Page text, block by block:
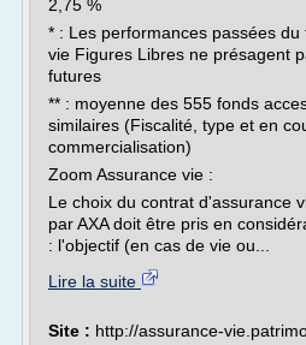
2,75 %
* : Les performances passées
vie Figures Libres ne présagent
futures
** : moyenne des 555 fonds
similaires (Fiscalité, type et en
commercialisation)
Zoom Assurance vie :
Le choix du contrat d'assurance
par AXA doit être pris en
: l'objectif (en cas de vie ou...
Lire la suite
Site : http://assurance-